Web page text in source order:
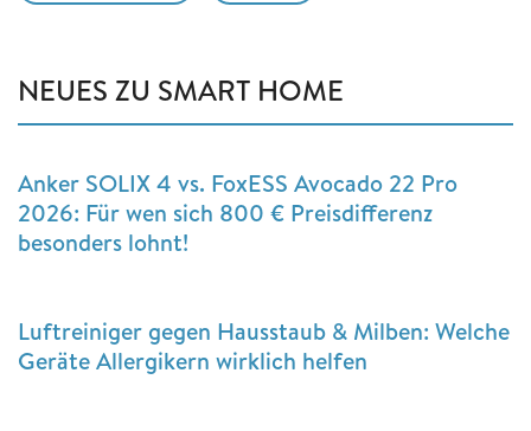
NEUES ZU SMART HOME
Anker SOLIX 4 vs. FoxESS Avocado 22 Pro
2026: Für wen sich 800 € Preisdifferenz
besonders lohnt!
Luftreiniger gegen Hausstaub & Milben: Welche
Geräte Allergikern wirklich helfen